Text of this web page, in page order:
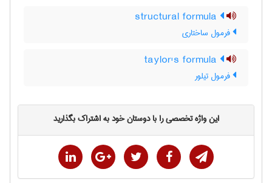
فرمول ساختاری
فرمول تیلور
این واژه تخصصی را با دوستان خود به اشتراک بگذارید